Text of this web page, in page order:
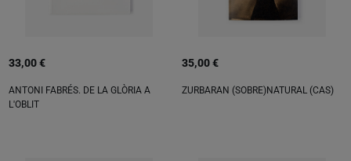
33,00 €
ANTONI FABRÉS. DE LA GLÒRIA A
L'OBLIT
35,00 €
ZURBARAN (SOBRE)NATURAL (CAS)